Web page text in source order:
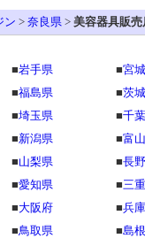
ン > 奈良県 > 美容器具販売
■岩手県 ■宮
■福島県 ■茨
■埼玉県 ■千
■新潟県 ■富
■山梨県 ■長
■愛知県 ■三
■大阪府 ■兵
■鳥取県 ■島